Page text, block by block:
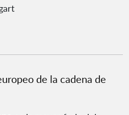
de la cadena de